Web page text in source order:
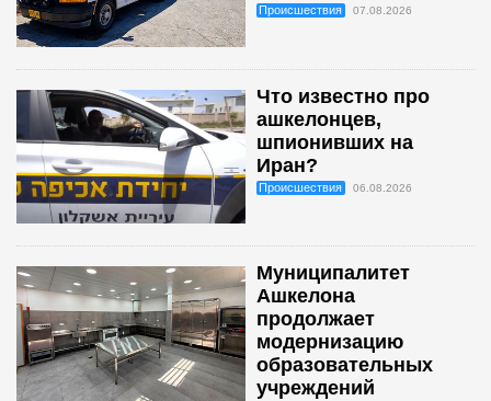
Происшествия 07.08.2026
Что известно про
ашкелонцев,
шпионивших на
Иран?
Происшествия 06.08.2026
Муниципалитет
Ашкелона
продолжает
модернизацию
образовательных
учреждений